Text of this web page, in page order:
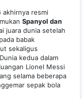
akhirnya resmi
Spanyol dan
juara dunia setelah
babak
sekaligus
kedua dalam
Lionel Messi
selama beberapa
sepak bola